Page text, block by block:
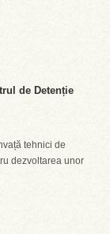
de Detenție
tehnici de
dezvoltarea unor